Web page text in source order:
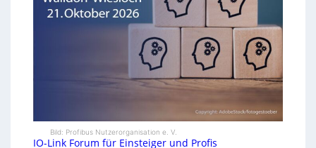
Bild: Profibus Nutzerorganisation e. V.
IO-Link Forum für Einsteiger und Profis